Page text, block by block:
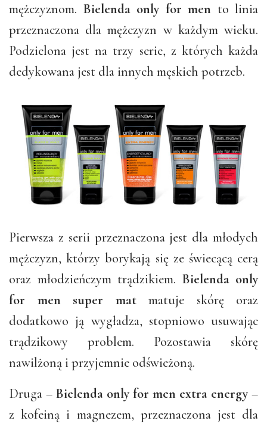
mężczyznom. Bielenda only for men to linia
przeznaczona dla mężczyzn w każdym wieku.
Podzielona jest na trzy serie, z których każda
dedykowana jest dla innych męskich potrzeb.
Pierwsza z serii przeznaczona jest dla młodych
mężczyzn, którzy borykają się ze świecącą cerą
oraz młodzieńczym trądzikiem. Bielenda only
for men super matmatuje skórę oraz
dodatkowo ją wygładza, stopniowo usuwając
trądzikowy problem. Pozostawia skórę
nawilżoną i przyjemnie odświeżoną.
Druga – Bielenda only for men extra energy –
z kofeiną i magnezem, przeznaczona jest dla